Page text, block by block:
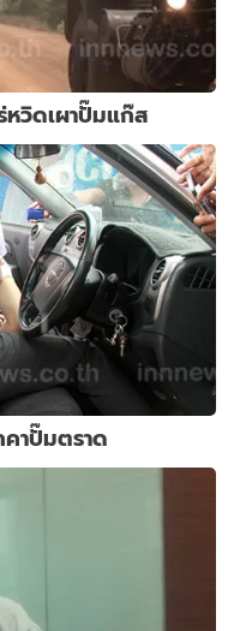
หวิดเผาปั๊มแก๊ส
าปั๊มตราด